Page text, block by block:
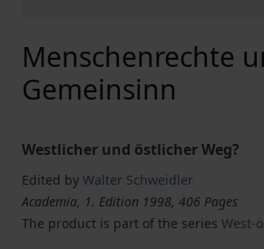
Menschenrechte
Gemeinsinn
Westlicher und östlicher Weg?
Edited by Walter Schweidler
Academia, 1. Edition 1998, 406 Pages
The product is part of the series West-